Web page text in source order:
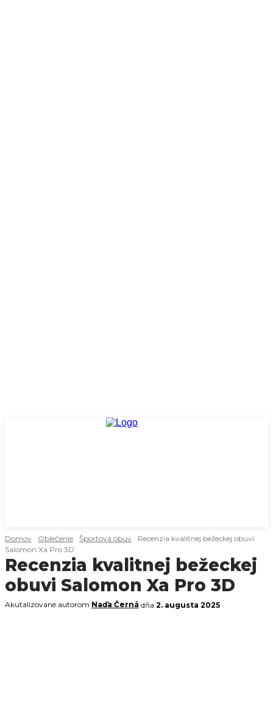
Domov Oblečenie Športová obuv
Recenzia kvalitnej bežeckej obuvi
Salomon Xa Pro 3D
Recenzia kvalitnej bežeckej
obuvi Salomon Xa Pro 3D
Akutalizované autorom Naďa Černá dňa 2. augusta 2025